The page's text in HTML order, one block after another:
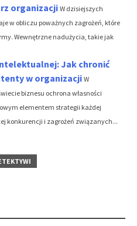
organizacjiW dzisiejszych
w obliczu poważnych zagrożeń, które
Wewnętrzne nadużycia, takie jak
Jak chronić
w organizacji W
biznesu ochrona własności
elementem strategii każdej
konkurencji i zagrożeń związanych...